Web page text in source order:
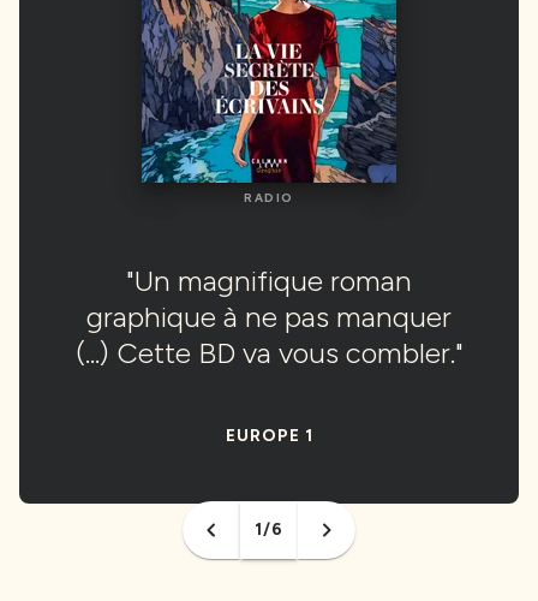
RADIO
"Un magnifique roman
graphique à ne pas manquer
(...) Cette BD va vous combler."
EUROPE 1
RADIO
"Un magnifique roman
graphique à ne pas manquer
(...) Cette BD va vous combler."
EUROPE 1
1/6